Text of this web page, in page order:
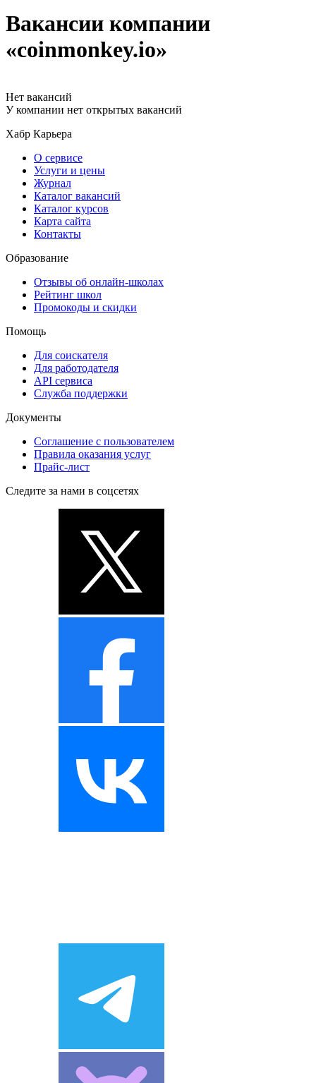
Вакансии компании
«coinmonkey.io»
Нет вакансий
У компании нет открытых вакансий
Хабр Карьера
О сервисе
Услуги и цены
Журнал
Каталог вакансий
Каталог курсов
Карта сайта
Контакты
Образование
Отзывы об онлайн-школах
Рейтинг школ
Промокоды и скидки
Помощь
Для соискателя
Для работодателя
API сервиса
Служба поддержки
Документы
Соглашение с пользователем
Правила оказания услуг
Прайс-лист
Следите за нами в соцсетях